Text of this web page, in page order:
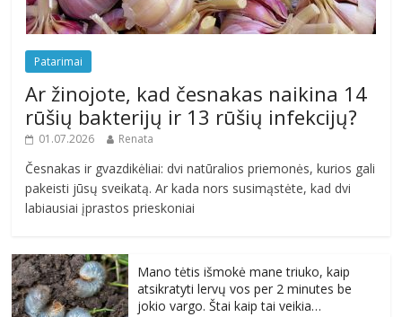
Patarimai
Ar žinojote, kad česnakas naikina 14
rūšių bakterijų ir 13 rūšių infekcijų?
01.07.2026 Renata
Česnakas ir gvazdikėliai: dvi natūralios priemonės, kurios gali
pakeisti jūsų sveikatą. Ar kada nors susimąstėte, kad dvi
labiausiai įprastos prieskoniai
Mano tėtis išmokė mane triuko, kaip
atsikratyti lervų vos per 2 minutes be
jokio vargo. Štai kaip tai veikia…